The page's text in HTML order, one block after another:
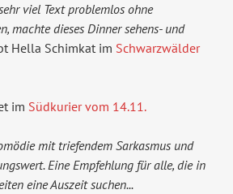
viel Text problemlos ohne
machte dieses Dinner sehens- und
Hella Schimkat im Schwarzwälder
im Südkurier vom 14.11.
mit triefendem Sarkasmus und
Eine Empfehlung für alle, die in
eine Auszeit suchen...